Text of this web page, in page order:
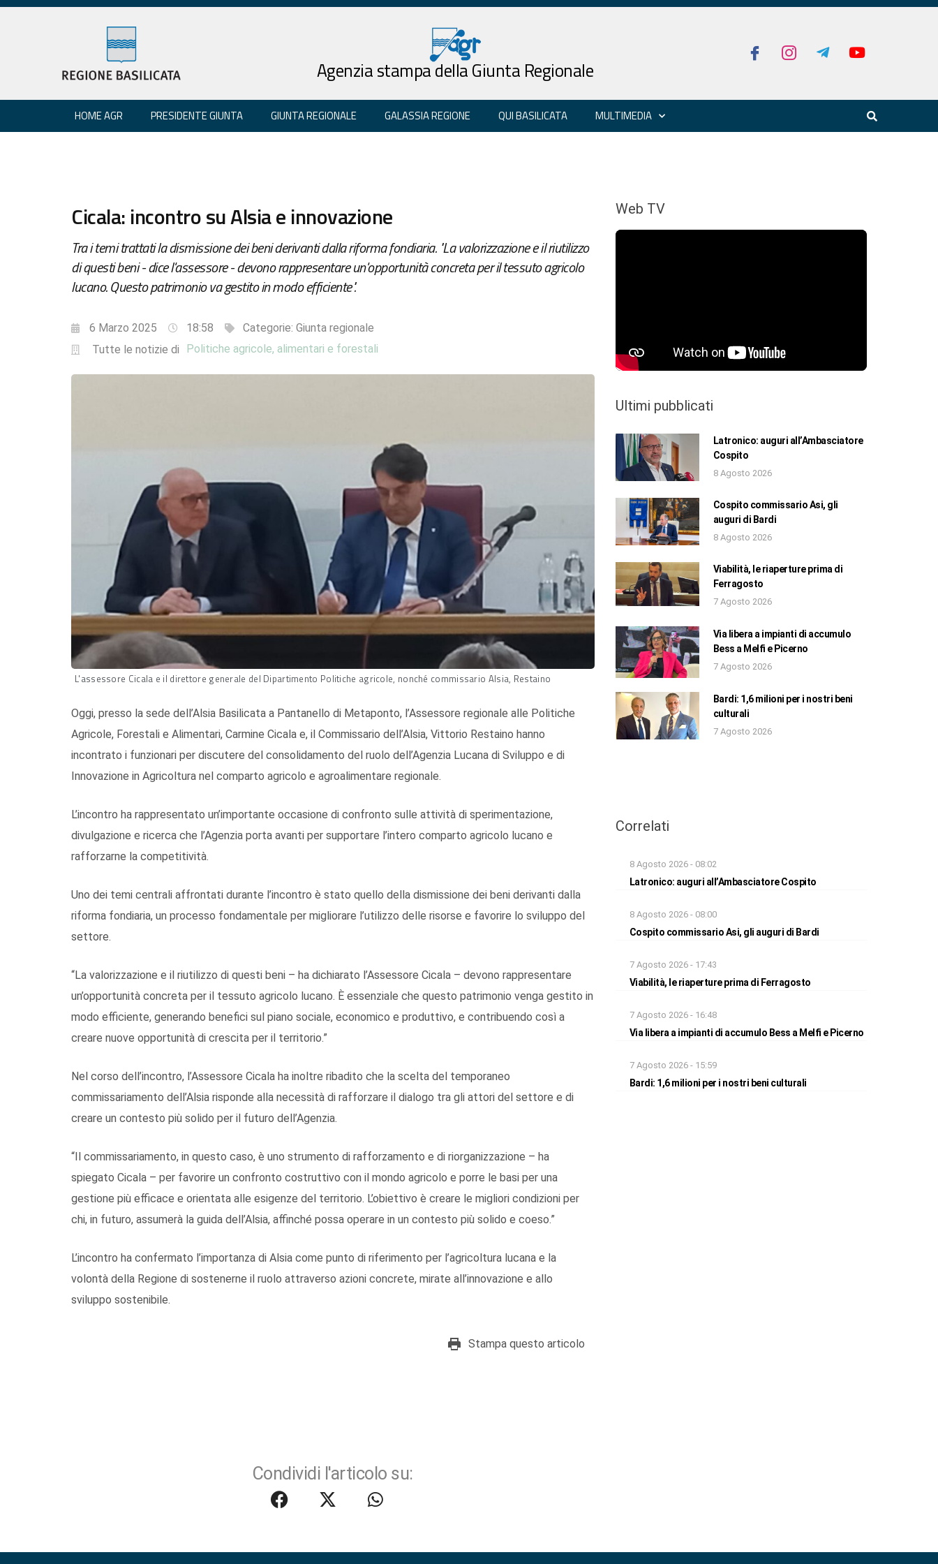
Agenzia stampa della Giunta Regionale
HOME AGR PRESIDENTE GIUNTA GIUNTA REGIONALE GALASSIA REGIONE QUI BASILICATA MULTIMEDIA
Cicala: incontro su Alsia e innovazione
Tra i temi trattati la dismissione dei beni derivanti dalla riforma fondiaria. "La valorizzazione e il riutilizzo
di questi beni - dice l'assessore - devono rappresentare un'opportunità concreta per il tessuto agricolo
lucano. Questo patrimonio va gestito in modo efficiente".
6 Marzo 2025 18:58 Categorie: Giunta regionale
Tutte le notizie di
Politiche agricole, alimentari e forestali
L'assessore Cicala e il direttore generale del Dipartimento Politiche agricole, nonché commissario Alsia, Restaino
Oggi, presso la sede dell’Alsia Basilicata a Pantanello di Metaponto, l’Assessore regionale alle Politiche
Agricole, Forestali e Alimentari, Carmine Cicala e, il Commissario dell’Alsia, Vittorio Restaino hanno
incontrato i funzionari per discutere del consolidamento del ruolo dell’Agenzia Lucana di Sviluppo e di
Innovazione in Agricoltura nel comparto agricolo e agroalimentare regionale.
L’incontro ha rappresentato un’importante occasione di confronto sulle attività di sperimentazione,
divulgazione e ricerca che l’Agenzia porta avanti per supportare l’intero comparto agricolo lucano e
rafforzarne la competitività.
Uno dei temi centrali affrontati durante l’incontro è stato quello della dismissione dei beni derivanti dalla
riforma fondiaria, un processo fondamentale per migliorare l’utilizzo delle risorse e favorire lo sviluppo del
settore.
“La valorizzazione e il riutilizzo di questi beni – ha dichiarato l’Assessore Cicala – devono rappresentare
un’opportunità concreta per il tessuto agricolo lucano. È essenziale che questo patrimonio venga gestito in
modo efficiente, generando benefici sul piano sociale, economico e produttivo, e contribuendo così a
creare nuove opportunità di crescita per il territorio.”
Nel corso dell’incontro, l’Assessore Cicala ha inoltre ribadito che la scelta del temporaneo
commissariamento dell’Alsia risponde alla necessità di rafforzare il dialogo tra gli attori del settore e di
creare un contesto più solido per il futuro dell’Agenzia.
“Il commissariamento, in questo caso, è uno strumento di rafforzamento e di riorganizzazione – ha
spiegato Cicala – per favorire un confronto costruttivo con il mondo agricolo e porre le basi per una
gestione più efficace e orientata alle esigenze del territorio. L’obiettivo è creare le migliori condizioni per
chi, in futuro, assumerà la guida dell’Alsia, affinché possa operare in un contesto più solido e coeso.”
L’incontro ha confermato l’importanza di Alsia come punto di riferimento per l’agricoltura lucana e la
volontà della Regione di sostenerne il ruolo attraverso azioni concrete, mirate all’innovazione e allo
sviluppo sostenibile.
Stampa questo articolo
Condividi l'articolo su:
Web TV
Ultimi pubblicati
Latronico: auguri all’Ambasciatore
Cospito
8 Agosto 2026
Cospito commissario Asi, gli
auguri di Bardi
8 Agosto 2026
Viabilità, le riaperture prima di
Ferragosto
7 Agosto 2026
Via libera a impianti di accumulo
Bess a Melfi e Picerno
7 Agosto 2026
Bardi: 1,6 milioni per i nostri beni
culturali
7 Agosto 2026
Correlati
8 Agosto 2026 - 08:02
Latronico: auguri all’Ambasciatore Cospito
8 Agosto 2026 - 08:00
Cospito commissario Asi, gli auguri di Bardi
7 Agosto 2026 - 17:43
Viabilità, le riaperture prima di Ferragosto
7 Agosto 2026 - 16:48
Via libera a impianti di accumulo Bess a Melfi e Picerno
7 Agosto 2026 - 15:59
Bardi: 1,6 milioni per i nostri beni culturali